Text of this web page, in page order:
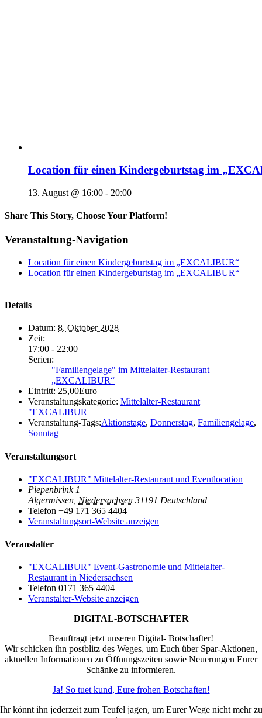
Location für einen Kindergeburtstag im
13. August @ 16:00 - 20:00
Share This Story, Choose Your Platform!
Veranstaltung-Navigation
Location für einen Kindergeburtstag im „EXCALIBUR“
Location für einen Kindergeburtstag im „EXCALIBUR“
Details
Datum: 8. Oktober 2028
Zeit:
17:00 - 22:00
Serien:
"Familiengelage" im Mittelalter-Restaurant
„EXCALIBUR“
Eintritt: 25,00Euro
Veranstaltungskategorie: Mittelalter-Restaurant
"EXCALIBUR
Veranstaltung-Tags:Aktionstage, Donnerstag, Familiengelage,
Sonntag
Veranstaltungsort
"EXCALIBUR" Mittelalter-Restaurant und Eventlocation
Piepenbrink 1
Algermissen Niedersachsen 31191 Deutschland
Telefon +49 171 365 4404
Veranstaltungsort-Website anzeigen
Veranstalter
"EXCALIBUR" Event-Gastronomie und Mittelalter-
Restaurant in Niedersachsen
Telefon 0171 365 4404
Veranstalter-Website anzeigen
DIGITAL-BOTSCHAFTER
Beauftragt jetzt unseren Digital- Botschafter!
Wir schicken ihn postblitz des Weges, um Euch über Spar-Aktionen,
aktuellen Informationen zu Öffnungszeiten sowie Neuerungen Eurer
Schänke zu informieren.
Ja! So tuet kund, Eure frohen Botschaften!
Ihr könnt ihn jederzeit zum Teufel jagen, um Eurer Wege nicht mehr zu